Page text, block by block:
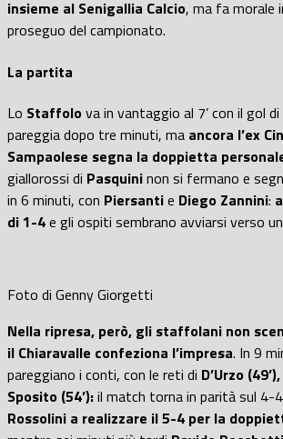
insieme al Senigallia Calcio, ma fa morale
proseguo del campionato.
La partita
Lo Staffolova in vantaggio al 7’ con il gol di
pareggia dopo tre minuti, ma ancora l’ex
Sampaolese segna la doppietta
giallorossi di Pasquininon si fermano e
in 6 minuti, con Piersantie Diego Zannini:
di 1-4e gli ospiti sembrano avviarsi verso
Foto di Genny Giorgetti
Nella ripresa, però, gli staffolani non
il Chiaravalle confeziona l’impresa. In 9
pareggiano i conti, con le reti di D’Urzo
Sposito (54’):il match torna in parità sul 4-
Rossolini a realizzare il 5-4 per la